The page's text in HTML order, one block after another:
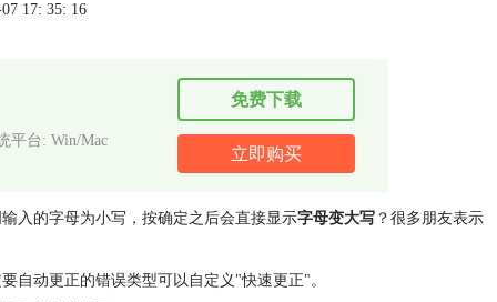
17: 35: 16
平台: Win/Mac
免费下载
立即购买
入的字母为小写，按确定之后会直接显示字母变大写 ？很多朋友表示
自动更正的错误类型可以自定义"快速更正"。